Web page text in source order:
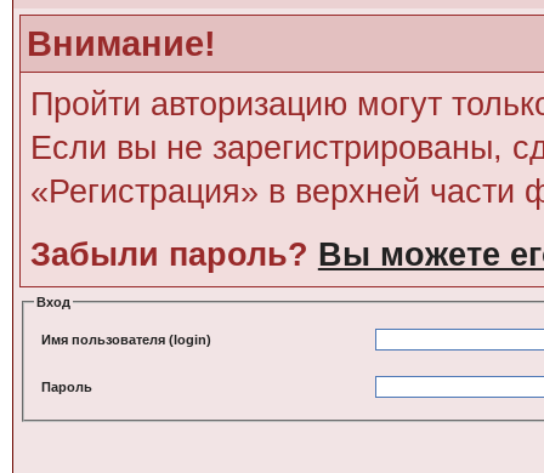
Внимание!
Пройти авторизацию могут
Если вы не зарегистрированы,
«Регистрация» в верхней части
Забыли пароль? Вы можете
Вход
Имя пользователя (login)
Пароль